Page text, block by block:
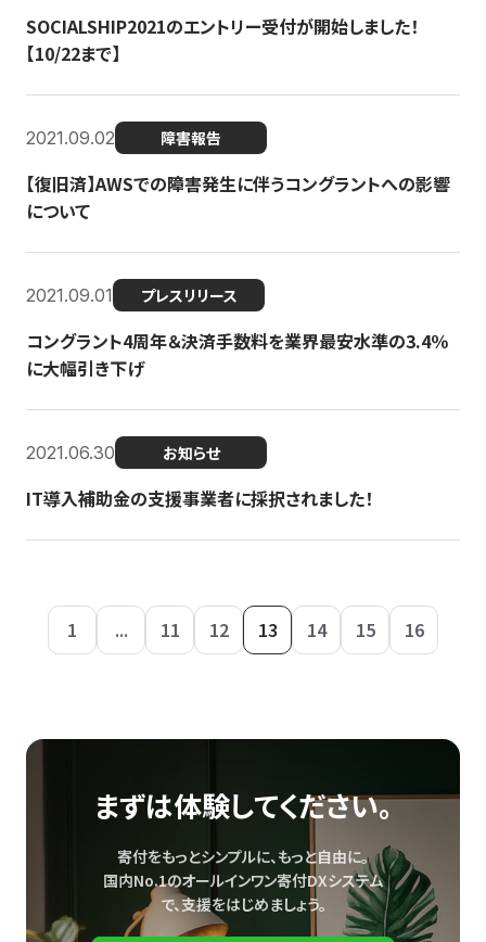
SOCIALSHIP2021のエントリー受付が開始しました！
【10/22まで】
2021.09.02 障害報告
【復旧済】AWSでの障害発生に伴うコングラントへの影響
について
2021.09.01 プレスリリース
コングラント4周年＆決済手数料を業界最安水準の3.4％
に大幅引き下げ
2021.06.30 お知らせ
IT導入補助金の支援事業者に採択されました！
1 ... 11 12 13 14 15 16
まずは体験してください。
寄付をもっとシンプルに、もっと自由に。
国内No.1のオールインワン寄付DXシステム
で、支援をはじめましょう。